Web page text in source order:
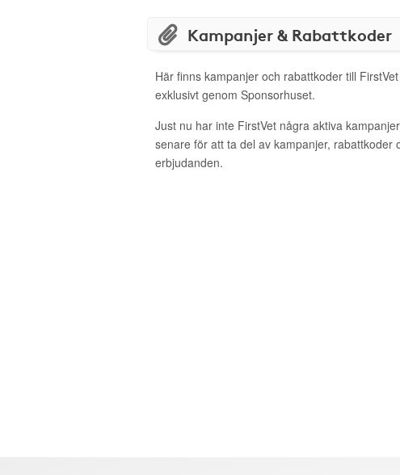
Kampanjer & Rabattkoder
Här finns kampanjer och rabattkoder till
exklusivt genom Sponsorhuset.
Just nu har inte FirstVet några aktiva
senare för att ta del av kampanjer, rabattkoder
erbjudanden.